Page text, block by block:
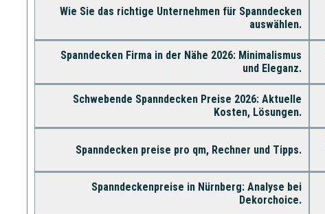
Wie Sie das richtige Unternehmen für Spanndecken
auswählen.
Spanndecken Firma in der Nähe 2026: Minimalismus
und Eleganz.
Schwebende Spanndecken Preise 2026: Aktuelle
Kosten, Lösungen.
Spanndecken preise pro qm, Rechner und Tipps.
Spanndeckenpreise in Nürnberg: Analyse bei
Dekorchoice.